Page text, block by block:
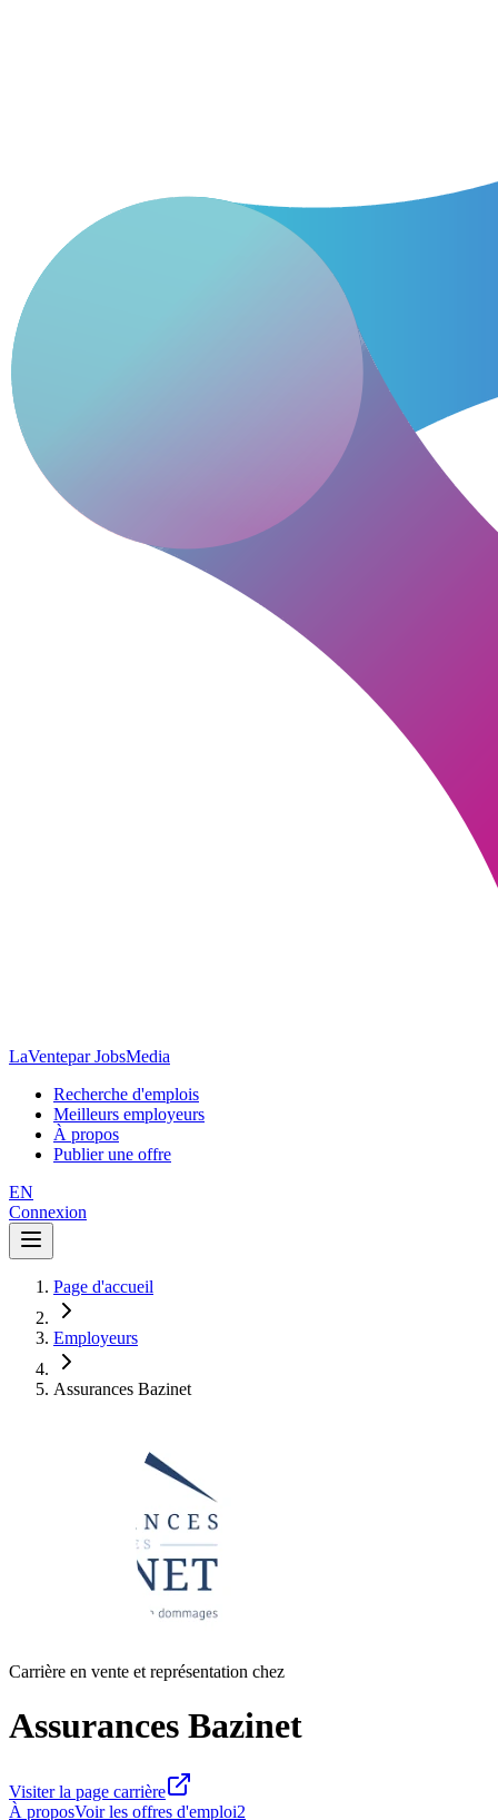
LaVentepar JobsMedia
Recherche d'emplois
Meilleurs employeurs
À propos
Publier une offre
EN
Connexion
Page d'accueil
Employeurs
Assurances Bazinet
Carrière en vente et représentation chez
Assurances Bazinet
Visiter la page carrière
À proposVoir les offres d'emploi2